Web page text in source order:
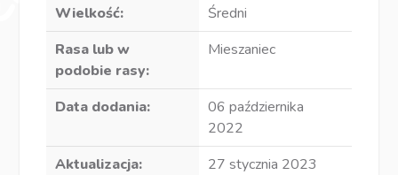
Wielkość:
Średni
Rasa lub w
podobie rasy:
Mieszaniec
Data dodania:
06 października
2022
Aktualizacja:
27 stycznia 2023